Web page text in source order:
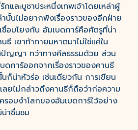
ละบูชาประหนึ่งเทพเจ้าโดยเหล่าผู้
นั้นไม่อยากฟังเรื่องราวของอีกฝ่าย
ชื่อมโยงกัน อัมเบดการ์คือศัตรูที่น่า
ธี เขาท้าทายมหาตมาไม่ใช่แค่ใน
ปัญญา ทว่าทางศีลธรรมด้วย ส่วน
ดการ์ออกจากเรื่องราวของคานธี
นก็น่าหัวร่อ เช่นเดียวกัน การเขียน
ลยไม่กล่าวถึงคานธีก็ถือว่าก่อความ
รอบงำโลกของอัมเบดการ์ไว้อย่าง
น่าชื่นชม